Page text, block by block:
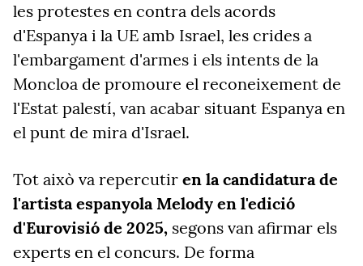
les protestes en contra dels acords
d'Espanya i la UE amb Israel, les crides a
l'embargament d'armes i els intents de la
Moncloa de promoure el reconeixement de
l'Estat palestí, van acabar situant Espanya en
el punt de mira d'Israel.
Tot això va repercutir en la candidatura de
l'artista espanyola Melody en l'edició
d'Eurovisió de 2025, segons van afirmar els
experts en el concurs. De forma